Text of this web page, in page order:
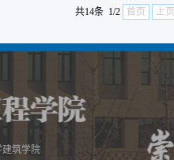
共14条 1/2 首页 上页
筑学院